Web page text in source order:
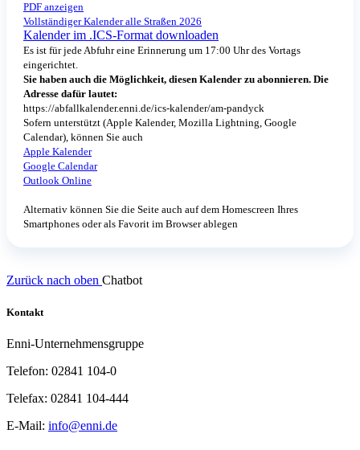
PDF anzeigen
Vollständiger Kalender alle Straßen 2026
Kalender im .ICS-Format downloaden
Es ist für jede Abfuhr eine Erinnerung um 17:00 Uhr des Vortags
eingerichtet.
Sie haben auch die Möglichkeit, diesen Kalender zu abonnieren. Die
Adresse dafür lautet:
https://abfallkalender.enni.de/ics-kalender/am-pandyck
Sofern unterstützt (Apple Kalender, Mozilla Lightning, Google
Calendar), können Sie auch
Apple Kalender
Google Calendar
Outlook Online
Alternativ können Sie die Seite auch auf dem Homescreen Ihres
Smartphones oder als Favorit im Browser ablegen
Zurück nach oben Chatbot
Kontakt
Enni-Unternehmensgruppe
Telefon: 02841 104-0
Telefax: 02841 104-444
E-Mail: info@enni.de